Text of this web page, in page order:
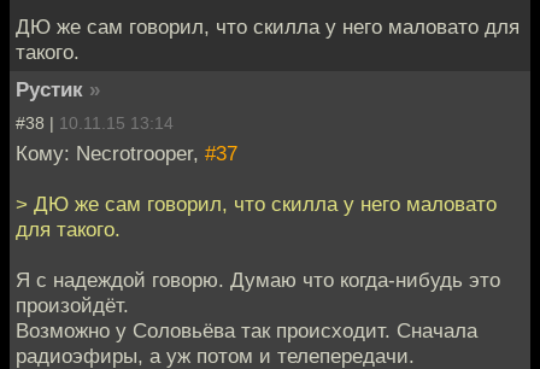
ДЮ же сам говорил, что скилла у него маловато для
такого.
Рустик »
#38 | 10.11.15 13:14
Кому: Necrotrooper, #37
> ДЮ же сам говорил, что скилла у него маловато
для такого.
Я с надеждой говорю. Думаю что когда-нибудь это
произойдёт.
Возможно у Соловьёва так происходит. Сначала
радиоэфиры, а уж потом и телепередачи.